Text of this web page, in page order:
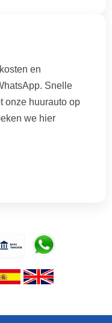
en
Snelle
onze huurauto op
we hier